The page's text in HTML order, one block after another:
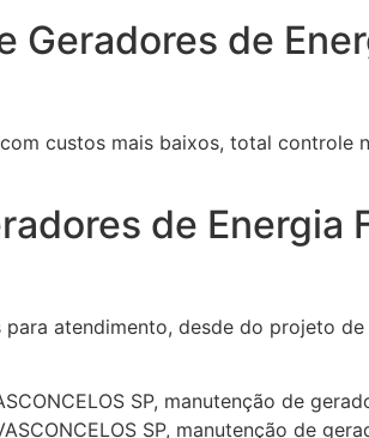
de
custos mais baixos, total controle
de Energia
atendimento, desde do projeto
SP, manutenção de
SP, manutenção de